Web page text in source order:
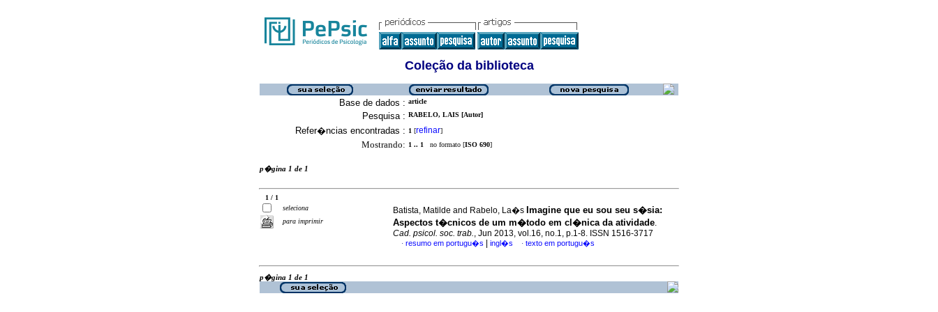
Coleção da biblioteca
Base de dados : article
Pesquisa : RABELO, LAIS [Autor]
Refer�ncias encontradas : 1 [refinar]
Mostrando: 1 .. 1 no formato [ISO 690]
p�gina 1 de 1
1 / 1
seleciona
para imprimir
Batista, Matilde and Rabelo, La�s Imagine que eu sou seu s�sia:
Aspectos t�cnicos de um m�todo em cl�nica da atividade.
Cad. psicol. soc. trab., Jun 2013, vol.16, no.1, p.1-8. ISSN 1516-3717
· resumo em portugu�s ingl�s · texto em portugu�s
p�gina 1 de 1